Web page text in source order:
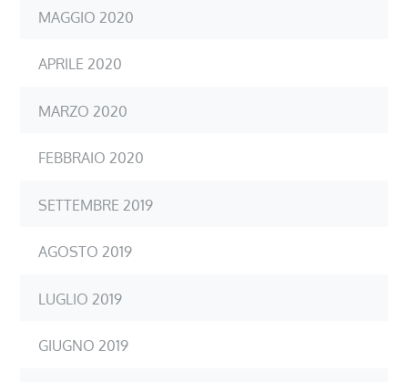
MAGGIO 2020
APRILE 2020
MARZO 2020
FEBBRAIO 2020
SETTEMBRE 2019
AGOSTO 2019
LUGLIO 2019
GIUGNO 2019